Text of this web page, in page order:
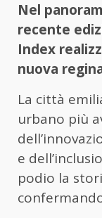
Nel
recente
Index
nuova
La città
urbano più
e
podio la